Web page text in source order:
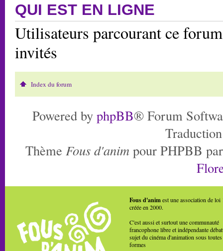
QUI EST EN LIGNE
Utilisateurs parcourant ce
invités
Index du forum
Powered by phpBB® Forum
Thème Fous d'anim pour PHPBB
Fous d'animest une association de loi
créée en 2000.
C'est aussi et surtout une communauté
francophone libre et indépendante
sujet du cinéma d'animation sous toutes
formes